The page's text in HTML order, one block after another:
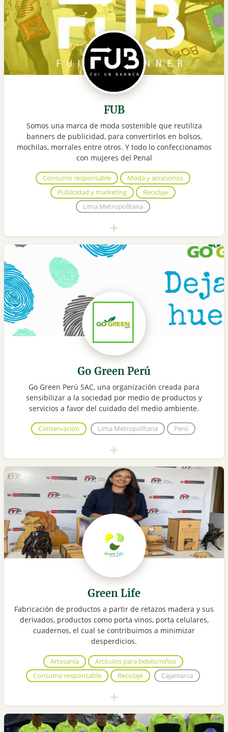
FUB
Somos una marca de moda sostenible que reutiliza
banners de publicidad, para convertirlos en bolsos,
mochilas, morrales entre otros. Y todo lo confeccionamos
con mujeres del Penal
Consumo responsable
Moda y accesorios
Publicidad y marketing
Reciclaje
Lima Metropolitana
Go Green Perú
Go Green Perú SAC, una organización creada para
sensibilizar a la sociedad por medio de productos y
servicios a favor del cuidado del medio ambiente.
Conservación Lima Metropolitana Perú
Green Life
Fabricación de productos a partir de retazos madera y sus
derivados, productos como porta vinos, porta celulares,
cuadernos, el cual se contribuimos a minimizar
desperdicios.
Artesanía
Artículos para bebés/niños
Consumo responsable
Reciclaje Cajamarca